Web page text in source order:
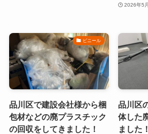
2026年5
ビニール
品川区で建設会社様から梱
包材などの廃プラスチック
の回収をしてきました！
品川区
体した
ました！